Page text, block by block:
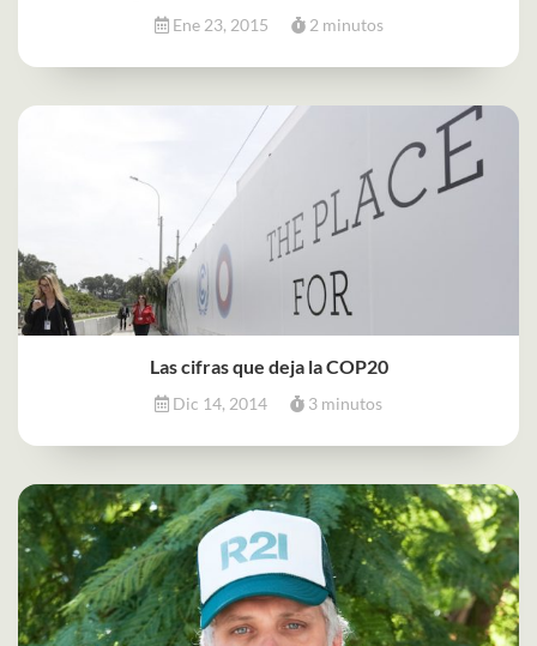
Ene 23, 2015 2 minutos
Las cifras que deja la COP20
Dic 14, 2014 3 minutos